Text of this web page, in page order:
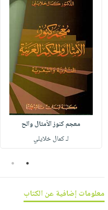
صابون
مناسبات
فيديوهات
يتكرر
طرحها
خدمات
نيل
وفرات
انشر
كتابك
تواصل
معنا
نشرة
الإصدارات
معجم كنوز الأمثال والح
لـ كمال خلايلي
1
2
معلومات إضافية عن الكتاب